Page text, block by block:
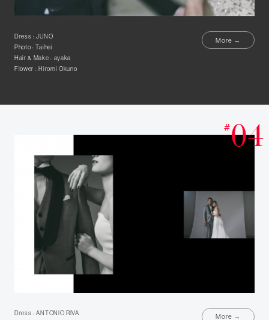
Dress : JUNO
Photo : Taihei
Hair & Make : ayaka
Flower : Hiromi Okuno
More →
04
Dress : ANTONIO RIVA
More →